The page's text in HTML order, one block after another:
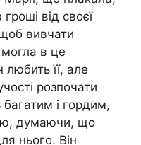
від своєї
вивчати
в це
її, але
розпочати
і гордим,
думаючи, що
нього. Він